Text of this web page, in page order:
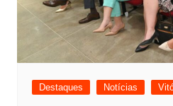
Destaques Notícias